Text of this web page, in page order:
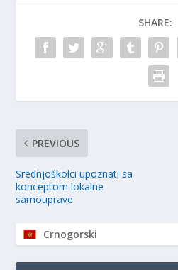
SHARE:
PREVIOUS
Srednjoškolci upoznati sa
konceptom lokalne
samouprave
Crnogorski